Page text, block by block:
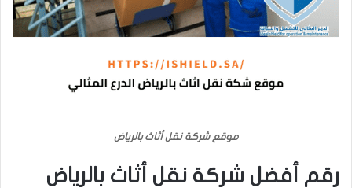
موقع شركة نقل أثاث بالرياض
رقم أفضل شركة نقل أثاث بالرياض